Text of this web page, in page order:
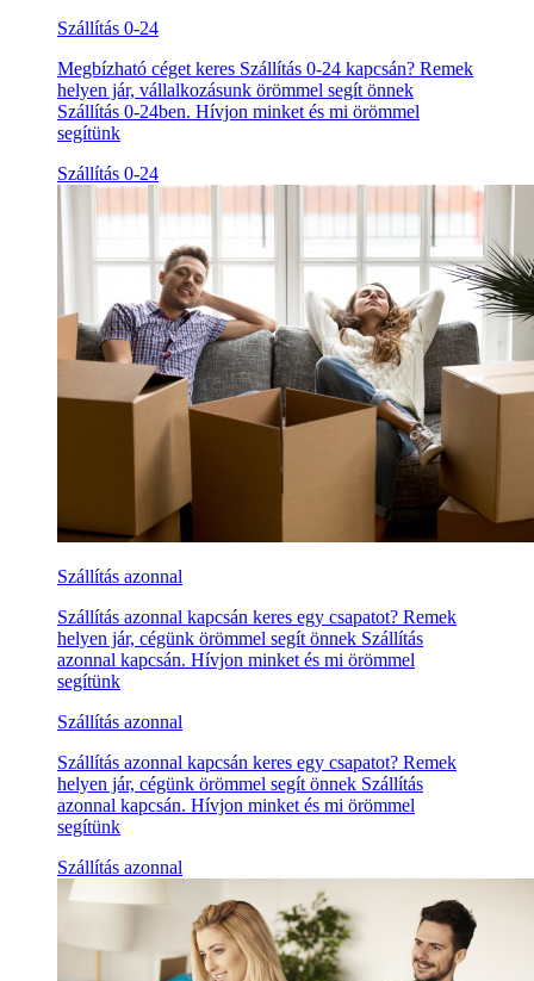
Szállítás 0-24
Megbízható céget keres Szállítás 0-24 kapcsán? Remek
helyen jár, vállalkozásunk örömmel segít önnek
Szállítás 0-24ben. Hívjon minket és mi örömmel
segítünk
Szállítás 0-24
Szállítás azonnal
Szállítás azonnal kapcsán keres egy csapatot? Remek
helyen jár, cégünk örömmel segít önnek Szállítás
azonnal kapcsán. Hívjon minket és mi örömmel
segítünk
Szállítás azonnal
Szállítás azonnal kapcsán keres egy csapatot? Remek
helyen jár, cégünk örömmel segít önnek Szállítás
azonnal kapcsán. Hívjon minket és mi örömmel
segítünk
Szállítás azonnal